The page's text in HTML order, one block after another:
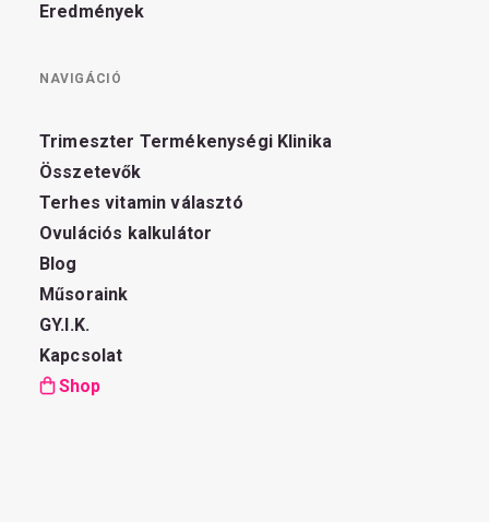
Eredmények
NAVIGÁCIÓ
Trimeszter Termékenységi Klinika
Összetevők
Terhes vitamin választó
Ovulációs kalkulátor
Blog
Műsoraink
GY.I.K.
Kapcsolat
Shop